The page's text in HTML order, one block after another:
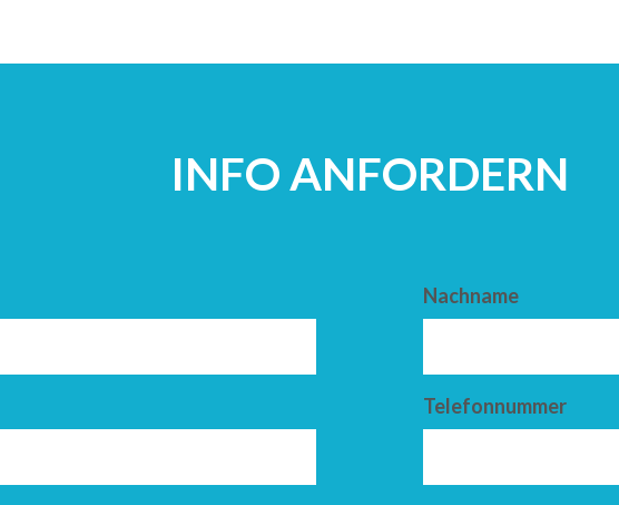
INFO ANFORDERN
Nachname
Telefonnummer